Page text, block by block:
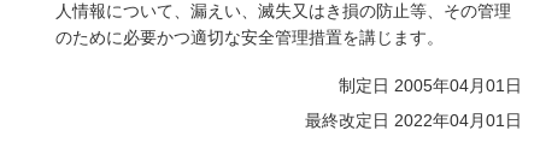
人情報について、漏えい、滅失又はき損の防止等、その管理
のために必要かつ適切な安全管理措置を講じます。
制定日 2005年04月01日
最終改定日 2022年04月01日